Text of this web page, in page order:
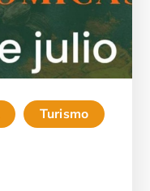
Turismo